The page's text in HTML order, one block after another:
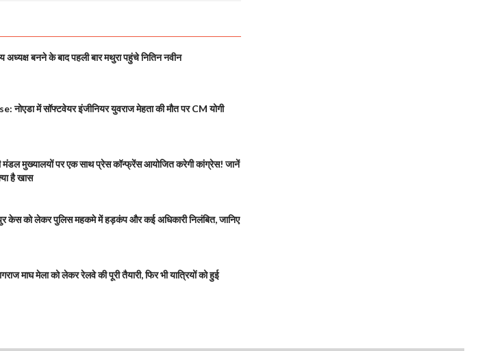
बनने के बाद पहली बार मथुरा पहुंचे नितिन नवीन
में सॉफ्टवेयर इंजीनियर युवराज मेहता की मौत पर CM योगी
मुख्यालयों पर एक साथ प्रेस कॉन्फ्रेंस आयोजित करेगी कांग्रेस! जानें
है खास
को लेकर पुलिस महकमे में हड़कंप और कई अधिकारी निलंबित, जानिए
माघ मेला को लेकर रेलवे की पूरी तैयारी, फिर भी यात्रियों को हुई